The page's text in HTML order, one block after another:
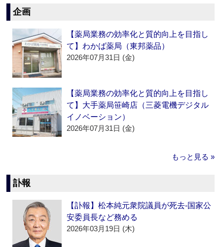
企画
【薬局業務の効率化と質的向上を目指し
て】わかば薬局（東邦薬品）
2026年07月31日 (金)
【薬局業務の効率化と質的向上を目指し
て】大手薬局笹崎店（三菱電機デジタル
イノベーション）
2026年07月31日 (金)
もっと見る »
訃報
【訃報】松本純元衆院議員が死去‐国家公
安委員長など務める
2026年03月19日 (木)